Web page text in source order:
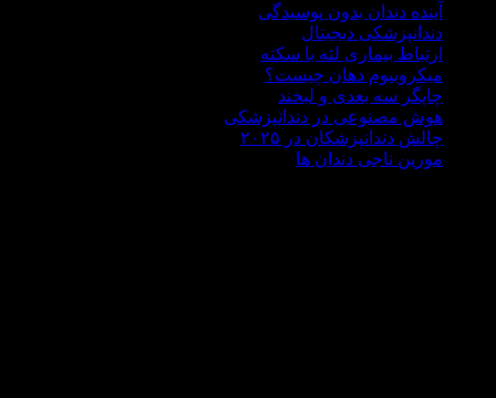
آینده دندان بدون پوسیدگی
دندانپزشکی دیجیتال
ارتباط بیماری لثه با سکته
میکروبیوم دهان چیست؟
چاپگر سه‌ بعدی و لبخند
هوش مصنوعی در دندانپزشکی
چالش‌ دندانپزشکان در ۲۰۲۵
مورین ناجی دندان ها